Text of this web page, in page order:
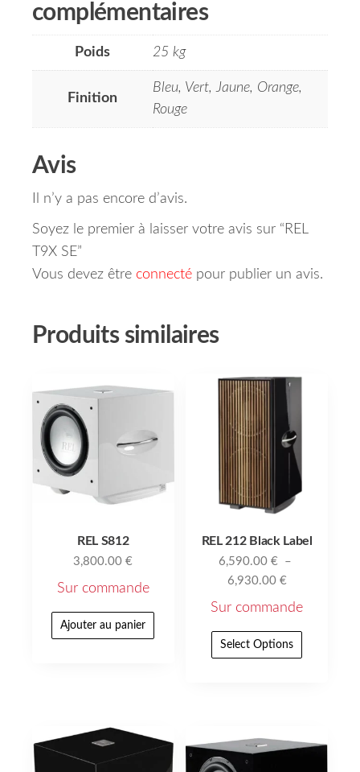
complémentaires
Poids 25 kg
Finition
Bleu, Vert, Jaune, Orange,
Rouge
Avis
Il n’y a pas encore d’avis.
Soyez le premier à laisser votre avis sur “REL
T9X SE”
Vous devez être connecté pour publier un avis.
Produits similaires
REL S812
3,800.00€
Sur commande
Ajouter au panier
REL 212 Black Label
6,590.00€ –
6,930.00 €
Sur commande
Select Options